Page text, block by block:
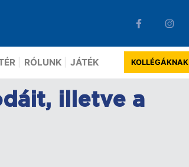
RÓLUNK JÁTÉK KOLLÉGÁKNAK
illetve a